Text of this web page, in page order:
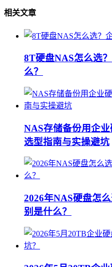
相关文章
8T硬盘NAS怎么选
么？
NAS存储备份用企
选型指南与实操避坑
2026年NAS硬盘怎
别是什么？